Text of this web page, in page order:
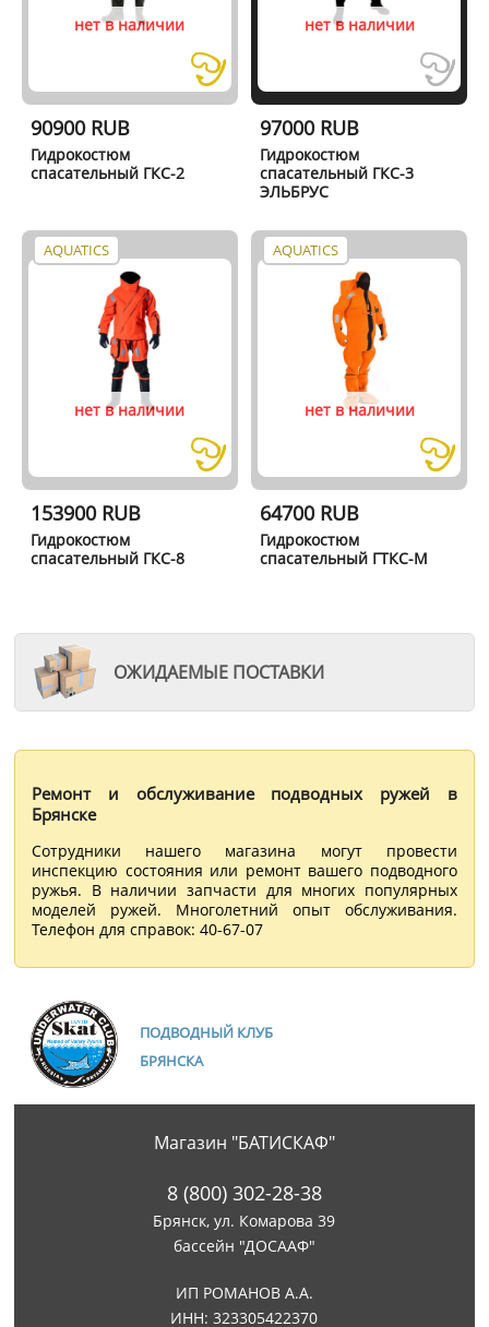
нет в наличии
90900 RUB
Гидрокостюм
спасательный ГКС-2
нет в наличии
97000 RUB
Гидрокостюм
спасательный ГКС-3
ЭЛЬБРУС
AQUATICS
нет в наличии
153900 RUB
Гидрокостюм
спасательный ГКС-8
AQUATICS
нет в наличии
64700 RUB
Гидрокостюм
спасательный ГТКС-М
ОЖИДАЕМЫЕ ПОСТАВКИ
Ремонт и обслуживание подводных ружей в
Брянске
Сотрудники нашего магазина могут провести
инспекцию состояния или ремонт вашего подводного
ружья. В наличии запчасти для многих популярных
моделей ружей. Многолетний опыт обслуживания.
Телефон для справок: 40-67-07
ПОДВОДНЫЙ КЛУБ
БРЯНСКА
Магазин "БАТИСКАФ"
8 (800) 302-28-38
Брянск, ул. Комарова 39
бассейн "ДОСААФ"
ИП РОМАНОВ А.А.
ИНН: 323305422370